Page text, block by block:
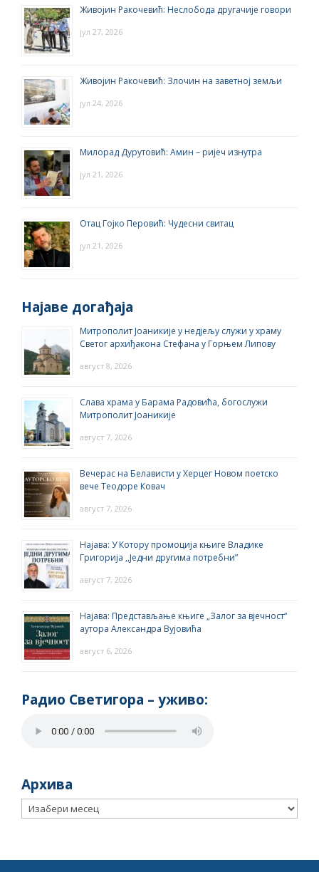
Живојин Ракочевић: Неслобода другачије говори
јул 27, 2026
Живојин Ракочевић: Злочин на заветној земљи
јул 24, 2026
Милорад Дурутовић: Амин – ријеч изнутра
јул 21, 2026
Отац Гојко Перовић: Чудесни свитац
јул 21, 2026
Најаве догађаја
Митрополит Јоаникије у недјељу служи у храму
Светог архиђакона Стефана у Горњем Липову
август 8, 2026
Слава храма у Барама Радовића, богослужи
Митрополит Јоаникије
август 7, 2026
Вечерас на Белависти у Херцег Новом поетско
вече Теодоре Ковач
август 7, 2026
Најава: У Котору промоција књиге Владике
Григорија ,,Једни другима потребни”
август 7, 2026
Најава: Представљање књиге „Залог за вјечност“
аутора Александра Вујовића
август 6, 2026
Радио Светигора – yживо:
Архива
Архива